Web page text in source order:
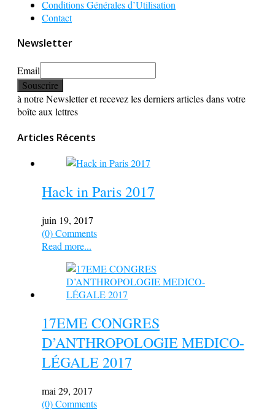
Conditions Générales d’Utilisation
Contact
Newsletter
Email
à notre Newsletter et recevez les derniers articles dans votre
boîte aux lettres
Articles Récents
Hack in Paris 2017
juin 19, 2017
(0) Comments
Read more...
17EME CONGRES
D’ANTHROPOLOGIE MEDICO-
LÉGALE 2017
mai 29, 2017
(0) Comments